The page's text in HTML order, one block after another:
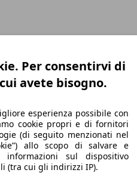
Per consentirvi di
avete bisogno.
esperienza possibile con
cookie propri e di fornitori
(di seguito menzionati nel
allo scopo di salvare e
sul dispositivo
(tra cui gli indirizzi IP).